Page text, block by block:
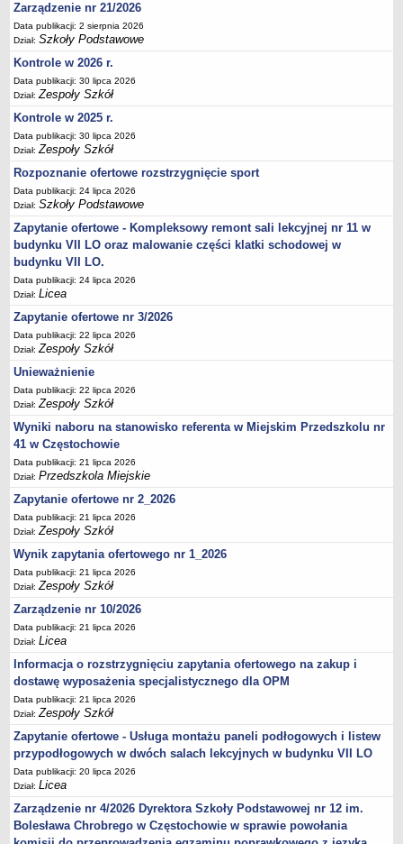
UDOSTĘPNIANIE INFORMACJI PUBLICZNEJ
OCHRONA DANYCH OSOBOWYCH
Zarządzenie nr 21/2026
Data publikacji: 2 sierpnia 2026
Dział:Szkoły Podstawowe
Kontrole w 2026 r.
Data publikacji: 30 lipca 2026
Dział:Zespoły Szkół
Kontrole w 2025 r.
Data publikacji: 30 lipca 2026
Dział:Zespoły Szkół
Rozpoznanie ofertowe rozstrzygnięcie sport
Data publikacji: 24 lipca 2026
Dział:Szkoły Podstawowe
Zapytanie ofertowe - Kompleksowy remont sali lekcyjnej nr 11 w
budynku VII LO oraz malowanie części klatki schodowej w
budynku VII LO.
Data publikacji: 24 lipca 2026
Dział:Licea
Zapytanie ofertowe nr 3/2026
Data publikacji: 22 lipca 2026
Dział:Zespoły Szkół
Unieważnienie
Data publikacji: 22 lipca 2026
Dział:Zespoły Szkół
Wyniki naboru na stanowisko referenta w Miejskim Przedszkolu nr
41 w Częstochowie
Data publikacji: 21 lipca 2026
Dział:Przedszkola Miejskie
Zapytanie ofertowe nr 2_2026
Data publikacji: 21 lipca 2026
Dział:Zespoły Szkół
Wynik zapytania ofertowego nr 1_2026
Data publikacji: 21 lipca 2026
Dział:Zespoły Szkół
Zarządzenie nr 10/2026
Data publikacji: 21 lipca 2026
Dział:Licea
Informacja o rozstrzygnięciu zapytania ofertowego na zakup i
dostawę wyposażenia specjalistycznego dla OPM
Data publikacji: 21 lipca 2026
Dział:Zespoły Szkół
Zapytanie ofertowe - Usługa montażu paneli podłogowych i listew
przypodłogowych w dwóch salach lekcyjnych w budynku VII LO
Data publikacji: 20 lipca 2026
Dział:Licea
Zarządzenie nr 4/2026 Dyrektora Szkoły Podstawowej nr 12 im.
Bolesława Chrobrego w Częstochowie w sprawie powołania